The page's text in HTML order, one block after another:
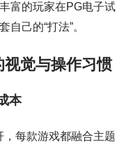
富的玩家在PG电子试
己的“打法”。
觉与操作习惯
本
每款游戏都融合主题